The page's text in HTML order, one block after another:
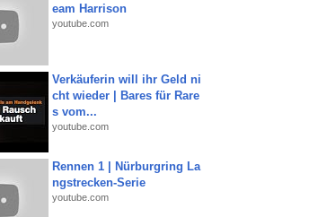
eam Harrison
youtube.com
Verkäuferin will ihr Geld ni
cht wieder | Bares für Rare
s vom...
youtube.com
Rennen 1 | Nürburgring La
ngstrecken-Serie
youtube.com